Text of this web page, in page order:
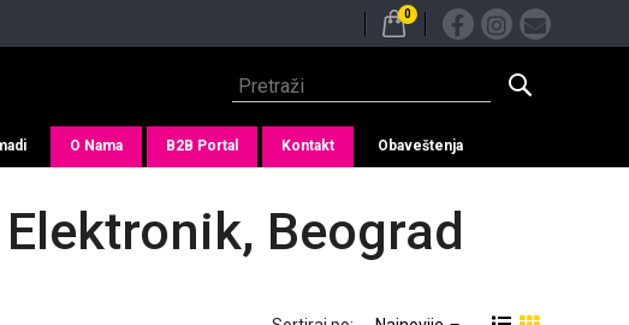
0
O Nama B2B Portal Kontakt Obaveštenja
Beograd